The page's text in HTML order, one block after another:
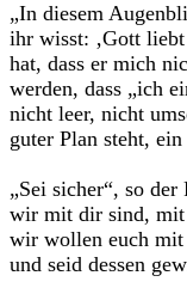
„In diesem
ihr wisst: ‚Gott
hat, dass er mich
werden, dass „ich
nicht leer, nicht
guter Plan steht,
„Sei sicher“, so der
wir mit dir sind, mit
wir wollen euch mit
und seid dessen